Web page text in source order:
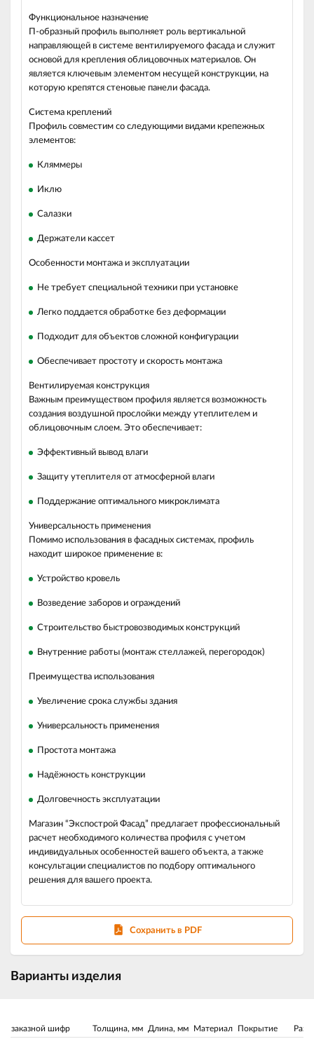
Функциональное назначение
П-образный профиль выполняет роль вертикальной
направляющей в системе вентилируемого фасада и служит
основой для крепления облицовочных материалов. Он
является ключевым элементом несущей конструкции, на
которую крепятся стеновые панели фасада.
Система креплений
Профиль совместим со следующими видами крепежных
элементов:
Кляммеры
Иклю
Салазки
Держатели кассет
Особенности монтажа и эксплуатации
Не требует специальной техники при установке
Легко поддается обработке без деформации
Подходит для объектов сложной конфигурации
Обеспечивает простоту и скорость монтажа
Вентилируемая конструкция
Важным преимуществом профиля является возможность
создания воздушной прослойки между утеплителем и
облицовочным слоем. Это обеспечивает:
Эффективный вывод влаги
Защиту утеплителя от атмосферной влаги
Поддержание оптимального микроклимата
Универсальность применения
Помимо использования в фасадных системах, профиль
находит широкое применение в:
Устройство кровель
Возведение заборов и ограждений
Строительство быстровозводимых конструкций
Внутренние работы (монтаж стеллажей, перегородок)
Преимущества использования
Увеличение срока службы здания
Универсальность применения
Простота монтажа
Надёжность конструкции
Долговечность эксплуатации
Магазин “Экспострой Фасад” предлагает профессиональный
расчет необходимого количества профиля с учетом
индивидуальных особенностей вашего объекта, а также
консультации специалистов по подбору оптимального
решения для вашего проекта.
Сохранить в PDF
Варианты изделия
заказной шифр Толщина, мм Длина, мм Материал Покрытие